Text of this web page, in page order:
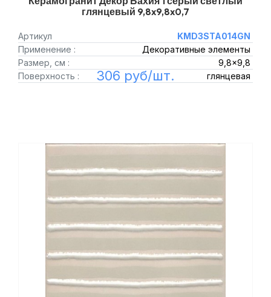
глянцевый 9,8x9,8x0,7
Артикул
KMD3STA014GN
Применение :
Декоративные элементы
Размер, см :
9,8x9,8
Поверхность :
глянцевая
306 руб/шт.